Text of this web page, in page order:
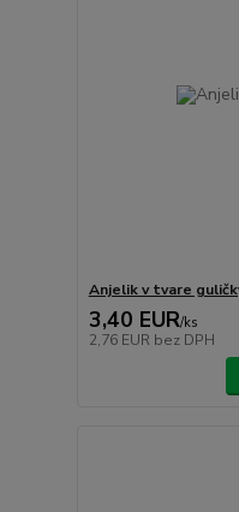
Anjelik v tvare
3,40 EUR/ks
2,76 EUR bez DPH